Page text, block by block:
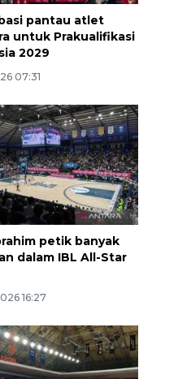
pantau atlet
untuk Prakualifikasi
2029
07:31
petik banyak
dalam IBL All-Star
16:27
baru